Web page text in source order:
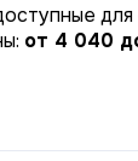
от 4 040